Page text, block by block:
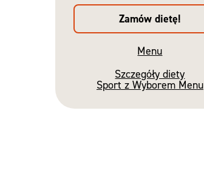
Zamów dietę!
Menu
Szczegóły diety
Sport z Wyborem Menu